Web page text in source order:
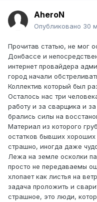
AheroN
Опубликовано 30
Прочитав статью, не мог
Донбассе и
интернет провайдера
город начали
Коллектив который был
Осталось нас три
работу и за сварщика и
брались силы на
Материал из которого
остатков бывших
страшно, иногда даже
Лежа на земле осколки
просто не передаваемы
хлопает как листья на
задача проложить и
страшное, это люди,